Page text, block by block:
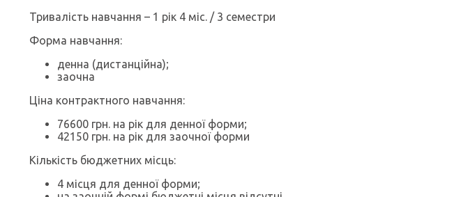
Тривалість навчання – 1 рік 4 міс. / 3 семестри
Форма навчання:
денна (дистанційна);
заочна
Ціна контрактного навчання:
76600 грн. на рік для денної форми;
42150 грн. на рік для заочної форми
Кількість бюджетних місць:
4 місця для денної форми;